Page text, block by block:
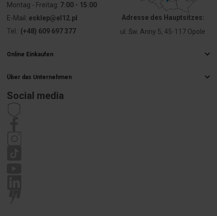
Montag - Freitag: 7:00 - 15:00
E-Mail: esklep@el12.pl
Tel.: (+48) 609 697 377
Adresse des Hauptsitzes:
ul. Św. Anny 5, 45-117 Opole
Online Einkaufen
Liefermethoden
Zahlungsarten
Über das Unternehmen
Karriere
Social media